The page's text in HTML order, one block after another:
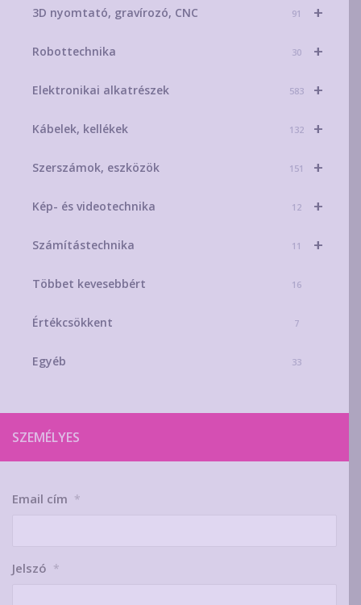
+
3D nyomtató, gravírozó, CNC 91
+
Robottechnika 30
+
Elektronikai alkatrészek 583
+
Kábelek, kellékek 132
+
Szerszámok, eszközök 151
+
Kép- és videotechnika 12
+
Számítástechnika 11
Többet kevesebbért 16
Értékcsökkent 7
Egyéb 33
SZEMÉLYES
Email cím *
Jelszó *